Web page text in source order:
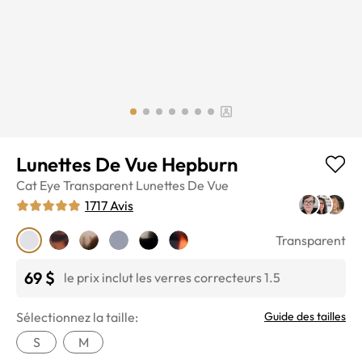
Lunettes De Vue Hepburn
Cat Eye Transparent Lunettes De Vue
1717 Avis
Transparent
69 $ le prix inclut les verres correcteurs 1.5
Sélectionnez la taille: Guide des tailles
S M